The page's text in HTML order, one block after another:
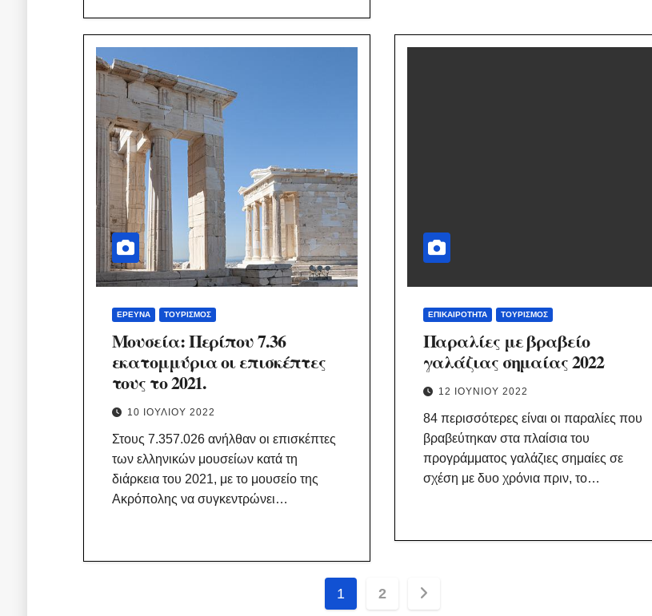
ΈΡΕΥΝΑ ΤΟΥΡΙΣΜΌΣ
Μουσεία: Περίπου 7.36
εκατομμύρια οι επισκέπτες
τους το 2021.
10 ΙΟΥΛΊΟΥ 2022
Στους 7.357.026 ανήλθαν οι επισκέπτες
των ελληνικών μουσείων κατά τη
διάρκεια του 2021, με το μουσείο της
Ακρόπολης να συγκεντρώνει…
ΕΠΙΚΑΙΡΌΤΗΤΑ ΤΟΥΡΙΣΜΌΣ
Παραλίες με βραβείο
γαλάζιας σημαίας 2022
12 ΙΟΥΝΊΟΥ 2022
84 περισσότερες είναι οι παραλίες που
βραβεύτηκαν στα πλαίσια του
προγράμματος γαλάζιες σημαίες σε
σχέση με δυο χρόνια πριν, το…
Σελιδοποίηση
1 2